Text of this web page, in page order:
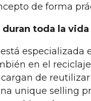
de forma
toda la vida
en el
de
unique selling